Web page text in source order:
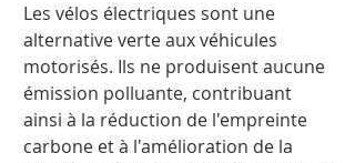
Les vélos électriques sont une
alternative verte aux véhicules
motorisés. Ils ne produisent aucune
émission polluante, contribuant
ainsi à la réduction de l'empreinte
carbone et à l'amélioration de la